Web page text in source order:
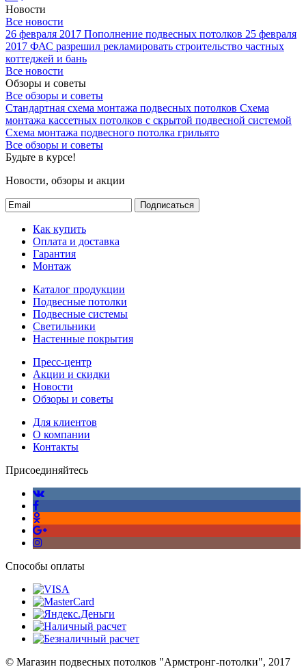
Новости
Все новости
26 февраля 2017 Пополнение подвесных потолков 25 февраля
2017 ФАС разрешил рекламировать строительство частных
коттеджей и бань
Все новости
Обзоры и советы
Все обзоры и советы
Стандартная схема монтажа подвесных потолков Схема
монтажа кассетных потолков с скрытой подвесной системой
Схема монтажа подвесного потолка грильято
Все обзоры и советы
Будьте в курсе!
Новости, обзоры и акции
Подписаться
Как купить
Оплата и доставка
Гарантия
Монтаж
Каталог продукции
Подвесные потолки
Подвесные системы
Светильники
Настенные покрытия
Пресс-центр
Акции и скидки
Новости
Обзоры и советы
Для клиентов
О компании
Контакты
Присоединяйтесь
Способы оплаты
© Магазин подвесных потолков "Армстронг-потолки", 2017